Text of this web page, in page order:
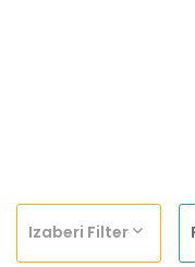
Izaberi Filter